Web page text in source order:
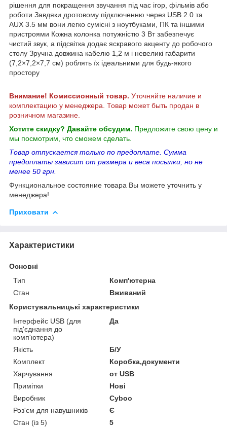
рішення для покращення звучання під час ігор, фільмів або
роботи Завдяки дротовому підключенню через USB 2.0 та
AUX 3.5 мм вони легко сумісні з ноутбуками, ПК та іншими
пристроями Кожна колонка потужністю 3 Вт забезпечує
чистий звук, а підсвітка додає яскравого акценту до робочого
столу Зручна довжина кабелю 1,2 м і невеликі габарити
(7,2×7,2×7,7 см) роблять їх ідеальними для будь-якого
простору
Внимание! Комиссионный товар. Уточняйте наличие и
комплектацию у менеджера. Товар может быть продан в
розничном магазине.
Хотите скидку? Давайте обсудим. Предложите свою цену и
мы посмотрим, что сможем сделать.
Товар отпускается только по предоплате. Сумма
предоплаты зависит от размера и веса посылки, но не
менее 50 грн.
Функциональное состояние товара Вы можете уточнить у
менеджера!
Приховати
Характеристики
Основні
Тип
Комп'ютерна
Стан
Вживаний
Користувальницькі характеристики
Інтерфейс USB (для
під'єднання до
комп'ютера)
Да
Якість
Б/У
Комплект
Коробка,документи
Харчування
от USB
Примітки
Нові
Виробник
Cyboo
Роз'єм для навушників
Є
Стан (із 5)
5